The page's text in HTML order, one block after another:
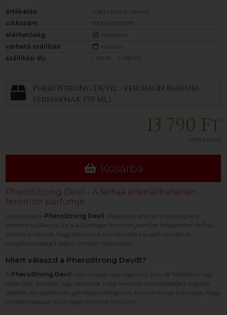
értékelés:
még nincs értékelve
cikkszám:
5905669259781
elérhetőség:
készleten
várható szállítás:
holnap
szállítási díj:
1 190 Ft - 2 990 Ft
PheroStrong Devil - feromon parfüm
férfiaknak (50 ml)
13 790 Ft
(276 Ft/ml)
Kosárba
PheroStrong Devil - A férfiak ellenállhatatlan
feromon parfümje
Üdvözöllek a PheroStrong Devil világában, ahol az érzékiség és a
vonzerő találkozik. Ez a különleges feromon parfüm kifejezetten férfiak
számára készült, hogy fokozza a természetes kisugárzásodat és
magabiztosságot adjon minden helyzetben.
Miért válaszd a PheroStrong Devilt?
A PheroStrong Devil
nem csupán egy egyszerű Eau de Toilette; ez egy
olyan illat, amelyet úgy terveztek, hogy kiemelje személyiséged legjobb
oldalait. Az összetevők gondosan válogatott kombinációja biztosítja, hogy
minden cseppje különleges élményt nyújtson.